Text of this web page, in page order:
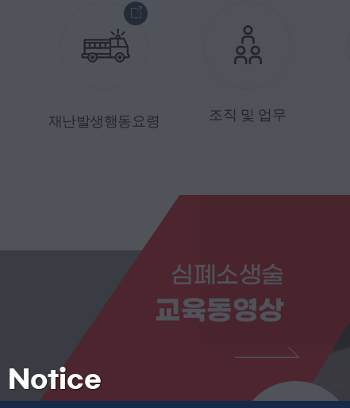
재난발생행동요령 조직 및 업무
심폐소생술
교육동영상